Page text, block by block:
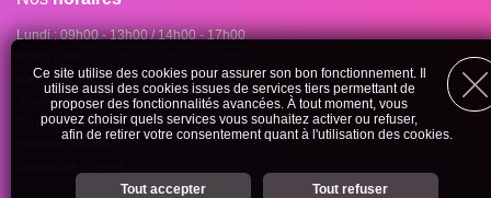
Lundi : 09h00 - 13h00 / 14h00 - 17h00
Mercredi : 09h00 - 13h00 / 14h00 - 17h00
Jeudi : 09h00 - 13h00 / 14h00 - 17h00
Vendredi : 09h00 - 13h00 / 14h00 - 17h00
Samedi : Fermé
Ce site utilise des cookies pour assurer son bon fonctionnement. Il
utilise aussi des cookies issues de services tiers permettant de
proposer des fonctionnalités avancées. À tout moment, vous
pouvez choisir quels services vous souhaitez activer ou refuser,
afin de retirer votre consentement quant à l'utilisation des cookies.
Personnalisation des services
Tout accepter Tout refuser